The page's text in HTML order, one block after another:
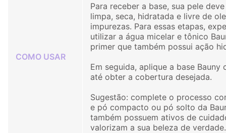
COMO USAR
Para receber a base, sua pele
limpa, seca, hidratada e livre de
impurezas. Para essas etapas,
utilizar a água micelar e tônico
primer que também possui ação
Em seguida, aplique a base Bauny
até obter a cobertura desejada.
Sugestão: complete o processo
e pó compacto ou pó solto da
também possuem ativos de
valorizam a sua beleza de verdade.